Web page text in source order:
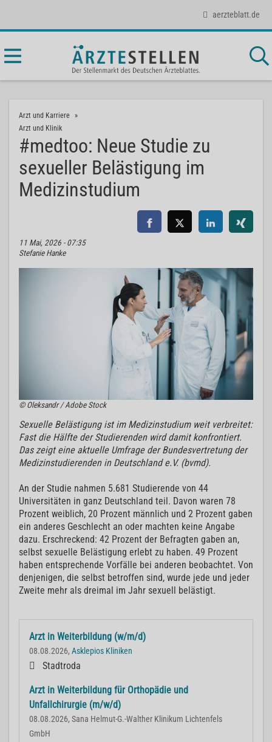
aerzteblatt.de
Arzt und Karriere
Arzt und Klinik
#medtoo: Neue Studie zu
sexueller Belästigung im
Medizinstudium
11 Mai, 2026 - 07:35
Stefanie Hanke
© Oleksandr / Adobe Stock
Sexuelle Belästigung ist im Medizinstudium weit verbreitet:
Fast die Hälfte der Studierenden wird damit konfrontiert.
Das zeigt eine aktuelle Umfrage derBundesvertretung der
Medizinstudierenden in Deutschland e.V. (bvmd).
An der Studie nahmen 5.681 Studierende von 44
Universitäten in ganz Deutschland teil. Davon waren 78
Prozent weiblich, 20 Prozent männlich und 2 Prozent gaben
ein anderes Geschlecht an oder machten keine Angabe
dazu. Erschreckend: 42 Prozent der Befragten gaben an,
selbst sexuelle Belästigung erlebt zu haben. 49 Prozent
haben entsprechende Vorfälle bei anderen beobachtet. Von
denjenigen, die selbst betroffen sind, wurde jede und jeder
Zweite mehr als dreimal im Jahr sexuell belästigt.
Arzt in Weiterbildung (w/m/d)
08.08.2026, Asklepios Kliniken
Stadtroda
Arzt in Weiterbildung für Orthopädie und
Unfallchirurgie (m/w/d)
08.08.2026, Sana Helmut-G.-Walther Klinikum Lichtenfels
GmbH